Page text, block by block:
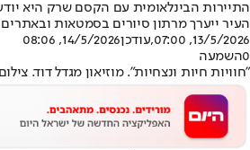
התיירות הבינלאומית עם הקסם שרק היא
העיר ייערך מרתון סיורים בסמטאות
13/5/2026, 07:00
,עודכן14/5/2026, 08:06
0השמעה
"חוויות חיות ונצחיות". מוזיאון מגדל דוד.